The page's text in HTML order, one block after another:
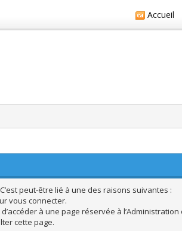
Accueil
peut-être lié à une des raisons suivantes :
vous connecter.
à une page réservée à l’Administration
cette page.